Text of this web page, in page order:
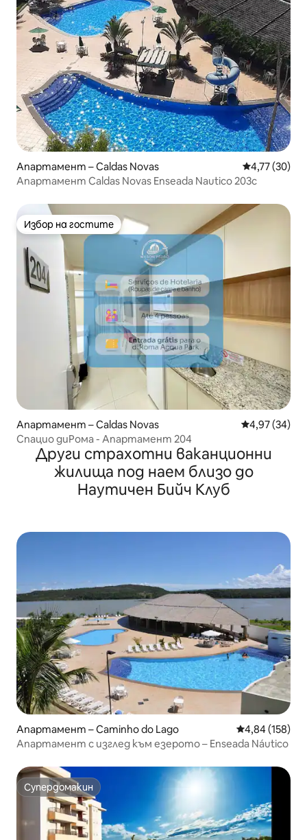
Апартамент – Caldas Novas Средна
4,77 (30)
Апартамент Caldas Novas Enseada Nautico 203c
Избор на гостите
Избор на гостите
Апартамент – Caldas Novas Средна
4,97 (34)
Спацио диРома - Апартамент 204
Други страхотни ваканционни
жилища под наем близо до
Наутичен Бийч Клуб
Апартамент – Caminho do Lago Средна
4,84 (158)
Апартамент с изглед към езерото – Enseada Náutico
Супердомакин
Супердомакин